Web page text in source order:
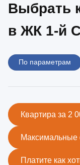
Выбрать
в ЖК 1‑й
По параметрам
Квартира за 2
Максимальные
Платите как